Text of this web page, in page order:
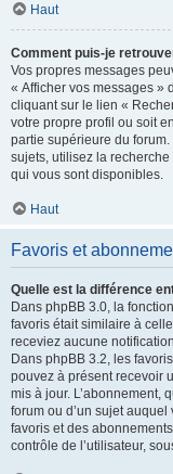
Haut
Comment puis-je
Vos propres messages
« Afficher vos messages »
cliquant sur le lien «
votre propre profil ou soit
partie supérieure du
sujets, utilisez la
qui vous sont disponibles.
Haut
Favoris et
Quelle est la différence
Dans phpBB 3.0, la
favoris était similaire à
receviez aucune
Dans phpBB 3.2, les
pouvez à présent recevoir
mis à jour. L’abonnement,
forum ou d’un sujet
favoris et des
contrôle de l’utilisateur,